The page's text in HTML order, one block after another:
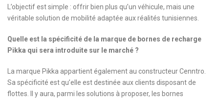
L’objectif est simple : offrir bien plus qu’un véhicule, mais une
véritable solution de mobilité adaptée aux réalités tunisiennes.
Quelle est la spécificité de la marque de bornes de recharge
Pikka qui sera introduite sur le marché ?
La marque Pikka appartient également au constructeur Cenntro.
Sa spécificité est qu’elle est destinée aux clients disposant de
flottes. Il y aura, parmi les solutions à proposer, les bornes